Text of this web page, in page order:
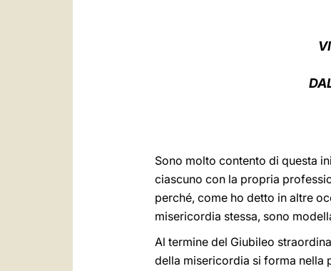
Sono molto contento di questa
ciascuno con la propria
perché, come ho detto in altre
misericordia stessa, sono
Al termine del Giubileo
della misericordia si forma nella